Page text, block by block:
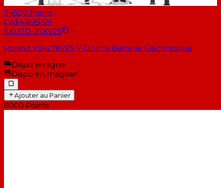
24500 Points
CA$4,899.99
SKUTD-27KV2S
Roland TD-27KV2S V-Drums Batterie Électronique
Dispo en ligne
Dispo en magasin
Ajouter au Panier
8000 Points